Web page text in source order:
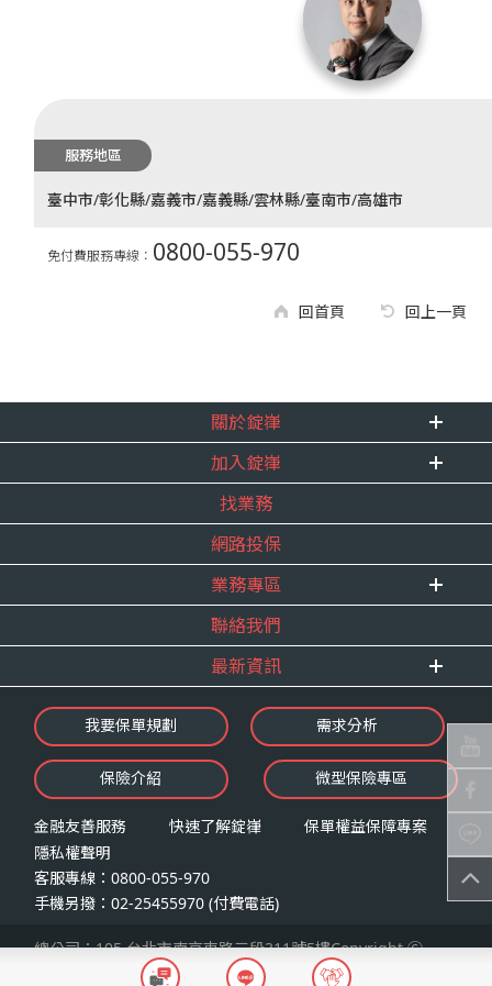
服務地區
臺中市/彰化縣/嘉義市/嘉義縣/雲林縣/臺南市/高雄市
免付費服務專線： 0800-055-970
回首頁 回上一頁
關於錠嵂
企業資訊
重要事跡
得獎紀錄
服務宣言
合作夥伴
加入錠嵂
內勤招聘
精英招募
年度增員計畫
找業務
網路投保
業務專區
E 線資源網
聯絡我們
最新資訊
最新消息
錠嵂焦點
影音頻道
業務資源分享
我要保單規劃 需求分析
保險介紹 微型保險專區
金融友善服務 快速了解錠嵂
保單權益保障專案
隱私權聲明
客服專線：0800-055-970
手機另撥：02-25455970 (付費電話)
總公司：105 台北市南京東路三段311號5樓Copyright Ⓒ
2026 錠嵂保險經紀人股份有限公司LAW Insurance Broker